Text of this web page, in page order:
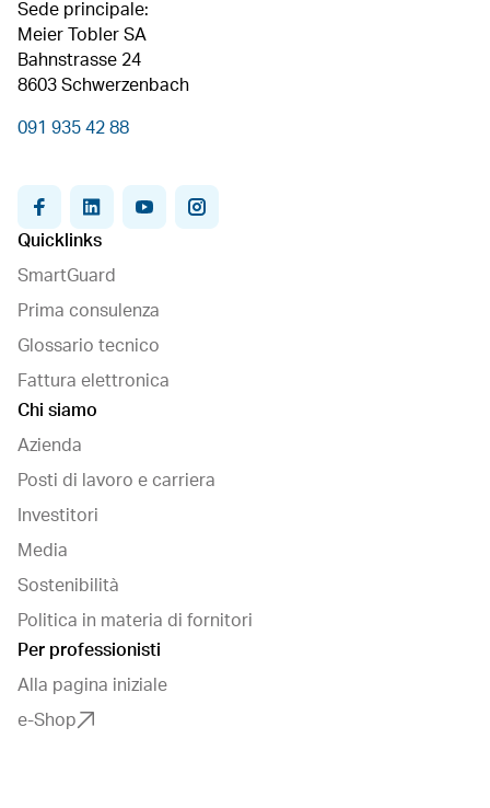
Sede principale:
Meier Tobler SA
Bahnstrasse 24
8603 Schwerzenbach
091 935 42 88
facebooklinkedin youtubeinstagram
Quicklinks
SmartGuard
Prima consulenza
Glossario tecnico
Fattura elettronica
Chi siamo
Azienda
Posti di lavoro e carriera
Investitori
Media
Sostenibilità
Politica in materia di fornitori
Per professionisti
Alla pagina iniziale
e-Shop